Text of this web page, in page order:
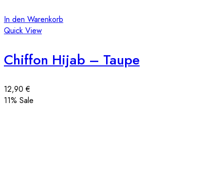
In den Warenkorb
Quick View
Chiffon Hijab – Taupe
12,90€
11% Sale